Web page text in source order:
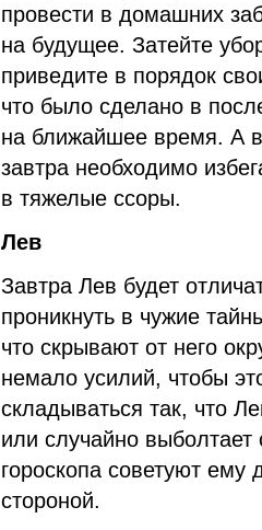
провести в домашних
на будущее. Затейте
приведите в порядок
что было сделано в
на ближайшее время. А
завтра необходимо
в тяжелые ссоры.
Лев
Завтра Лев будет
проникнуть в чужие
что скрывают от него
немало усилий, чтобы
складываться так, что
или случайно
гороскопа советуют ему
стороной.